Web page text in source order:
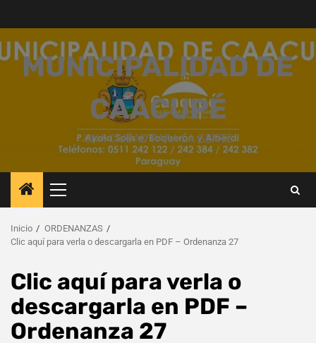
contenido
MUNICIPALIDAD DE
CAACUPÉ
UNA CIUDAD PARA LA GENTE
Menú
principal
Inicio
ORDENANZAS
Clic aquí para verla o descargarla en PDF – Ordenanza 27
Clic aquí para verla o
descargarla en PDF –
Ordenanza 27